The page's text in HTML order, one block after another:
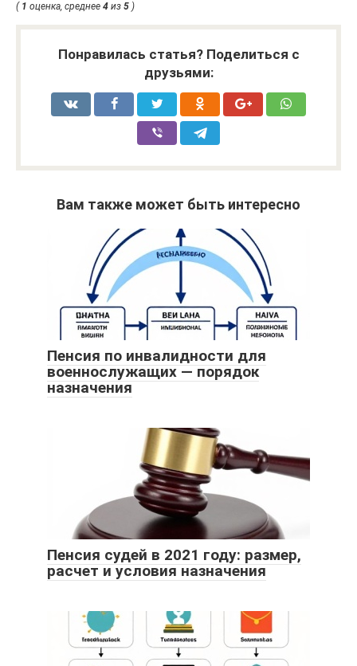
( 1 оценка, среднее 4 из 5 )
Понравилась статья? Поделиться с
друзьями:
Вам также может быть интересно
Пенсия по инвалидности для
военнослужащих — порядок
назначения
Пенсия судей в 2021 году: размер,
расчет и условия назначения